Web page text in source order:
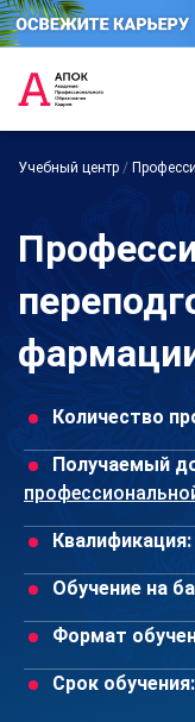
Учебный центр /
Количество
Получаемый
Квалификация:
Обучение на
Формат
Срок обучения: